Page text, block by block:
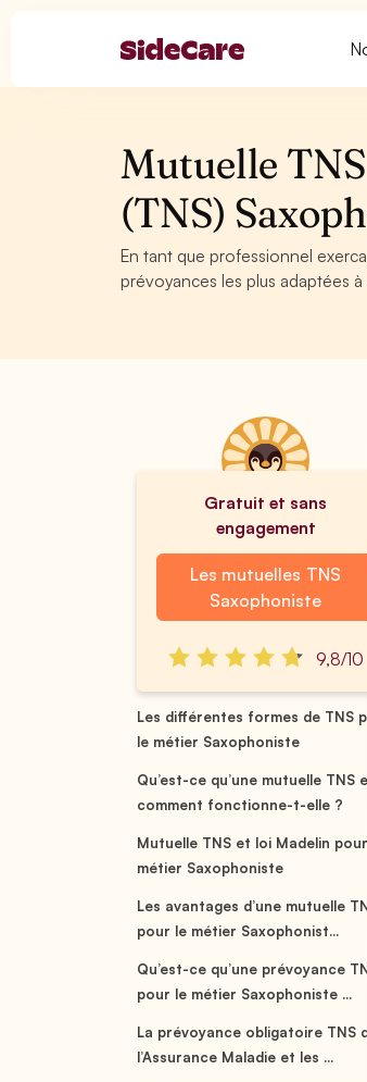
Mutuelle
(TNS)
En tant que professionnel
prévoyances les plus adaptées
Gratuit et sans
engagement
Les mutuelles TNS
Saxophoniste
9,8/10
Les différentes formes de TNS
le métier Saxophoniste
Qu’est-ce qu’une mutuelle TNS
comment fonctionne-t-elle ?
Mutuelle TNS et loi Madelin
métier Saxophoniste
Les avantages d’une mutuelle
pour le métier Saxophonist...
Qu’est-ce qu’une prévoyance
pour le métier Saxophoniste ...
La prévoyance obligatoire TNS
l’Assurance Maladie et les ...